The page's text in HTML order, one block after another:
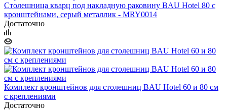
Столешница кварц под накладную раковину BAU Hotel 80 с
кронштейнами, серый металлик - MRY0014
Достаточно
Комплект кронштейнов для столешниц BAU Hotel 60 и 80 см
с креплениями
Достаточно